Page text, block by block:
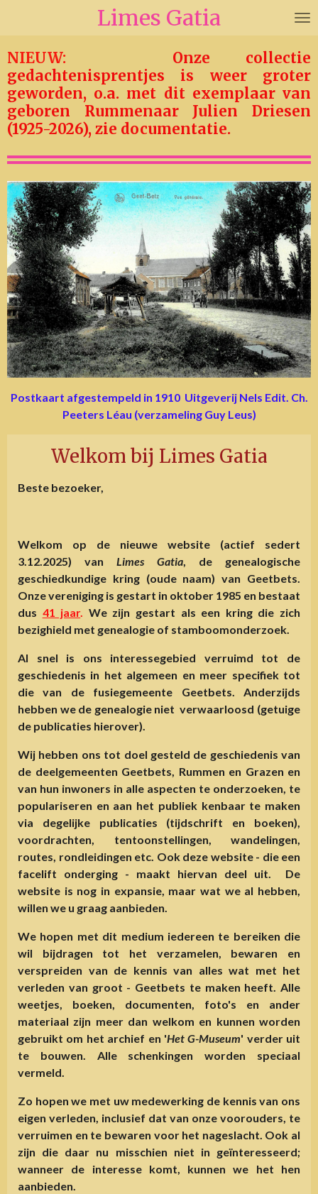
de
hoofdinhoud
Limes Gatia
NIEUW: Onze collectie
gedachtenisprentjes is weer groter
geworden, o.a. met dit exemplaar van
geboren Rummenaar Julien Driesen
(1925-2026), zie documentatie.
Postkaart afgestempeld in 1910 Uitgeverij Nels Edit. Ch.
Peeters Léau (verzameling Guy Leus)
Welkom bij Limes Gatia
Beste bezoeker,
Welkom op de nieuwe website (actief sedert
3.12.2025) van Limes Gatia, de genealogische
geschiedkundige kring (oude naam) van Geetbets.
Onze vereniging is gestart in oktober 1985 en bestaat
dus 41 jaar. We zijn gestart als een kring die zich
bezighield met genealogie of stamboomonderzoek.
Al snel is ons interessegebied verruimd tot de
geschiedenis in het algemeen en meer specifiek tot
die van de fusiegemeente Geetbets. Anderzijds
hebben we de genealogie niet verwaarloosd (getuige
de publicaties hierover).
Wij hebben ons tot doel gesteld de geschiedenis van
de deelgemeenten Geetbets, Rummen en Grazen en
van hun inwoners in alle aspecten te onderzoeken, te
populariseren en aan het publiek kenbaar te maken
via degelijke publicaties (tijdschrift en boeken),
voordrachten, tentoonstellingen, wandelingen,
routes, rondleidingen etc. Ook deze website - die een
facelift onderging - maakt hiervan deel uit. De
website is nog in expansie, maar wat we al hebben,
willen we u graag aanbieden.
We hopen met dit medium iedereen te bereiken die
wil bijdragen tot het verzamelen, bewaren en
verspreiden van de kennis van alles wat met het
verleden van groot - Geetbets te maken heeft. Alle
weetjes, boeken, documenten, foto's en ander
materiaal zijn meer dan welkom en kunnen worden
gebruikt om het archief en 'Het G-Museum' verder uit
te bouwen. Alle schenkingen worden speciaal
vermeld.
Zo hopen we met uw medewerking de kennis van ons
eigen verleden, inclusief dat van onze voorouders, te
verruimen en te bewaren voor het nageslacht. Ook al
zijn die daar nu misschien niet in geïnteresseerd;
wanneer de interesse komt, kunnen we het hen
aanbieden.